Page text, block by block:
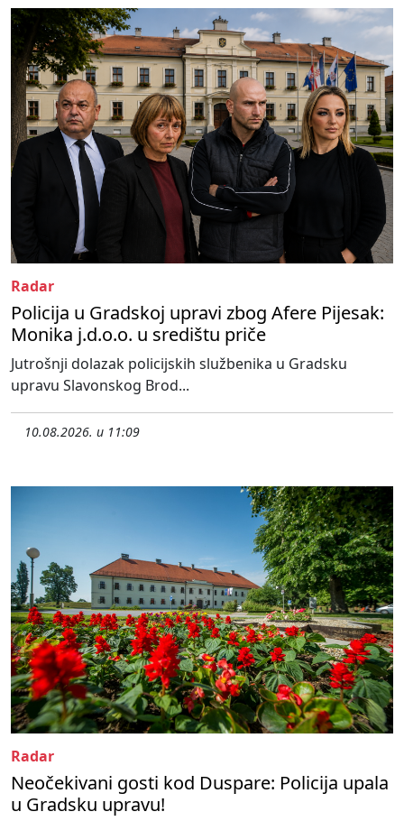
Radar
Policija u Gradskoj upravi zbog Afere Pijesak:
Monika j.d.o.o. u središtu priče
Jutrošnji dolazak policijskih službenika u Gradsku
upravu Slavonskog Brod...
10.08.2026. u 11:09
Radar
Neočekivani gosti kod Duspare: Policija upala
u Gradsku upravu!